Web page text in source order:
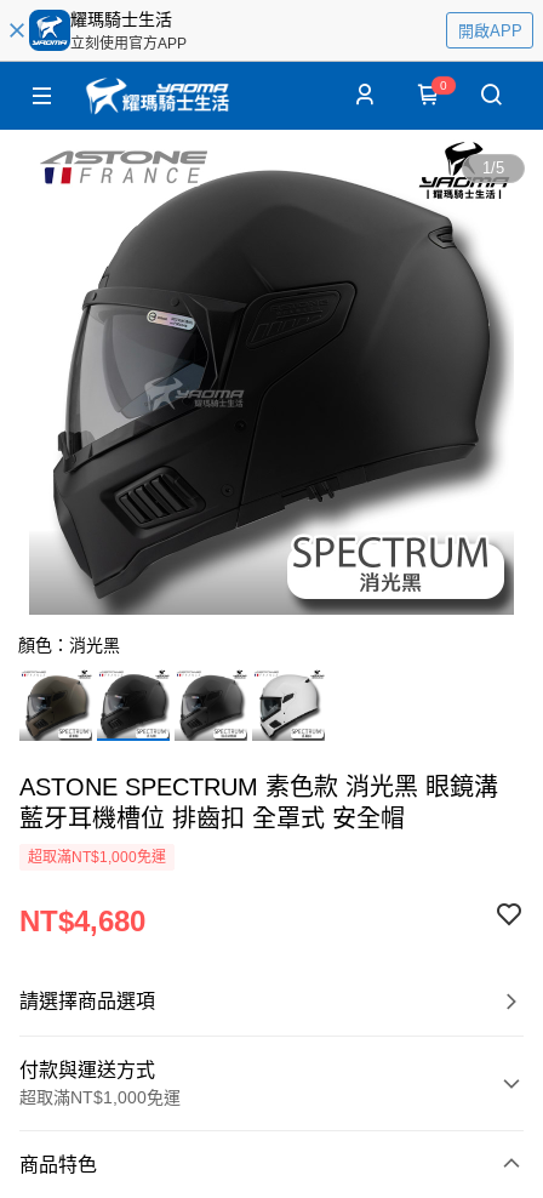
耀瑪騎士生活
立刻使用官方APP
開啟APP
0
1/5
顏色：消光黑
ASTONE SPECTRUM 素色款 消光黑 眼鏡溝
藍牙耳機槽位 排齒扣 全罩式 安全帽
超取滿NT$1,000免運
NT$4,680
請選擇商品選項
付款與運送方式
超取滿NT$1,000免運
信用卡一次付款
商品特色